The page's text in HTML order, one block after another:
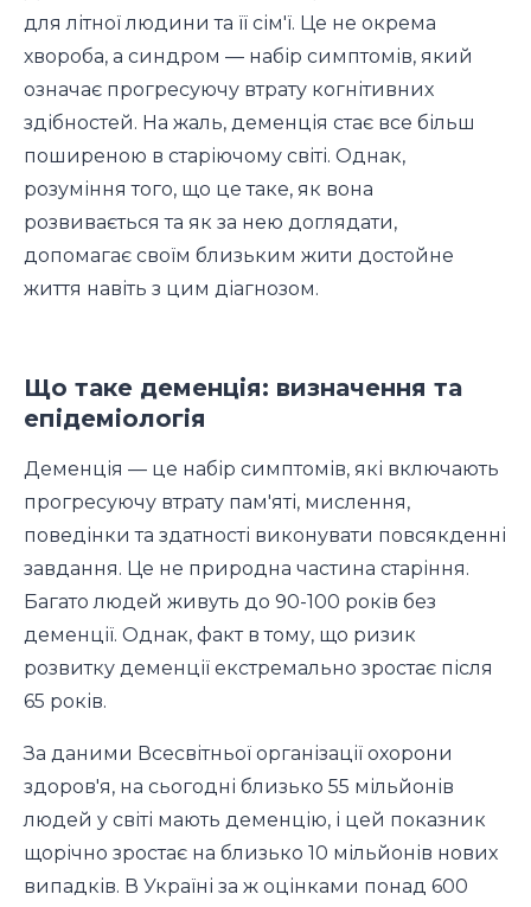
для літної людини та її сім'ї. Це не окрема
хвороба, а синдром — набір симптомів, який
означає прогресуючу втрату когнітивних
здібностей. На жаль, деменція стає все більш
поширеною в старіючому світі. Однак,
розуміння того, що це таке, як вона
розвивається та як за нею доглядати,
допомагає своїм близьким жити достойне
життя навіть з цим діагнозом.
Що таке деменція: визначення та
епідеміологія
Деменція — це набір симптомів, які включають
прогресуючу втрату пам'яті, мислення,
поведінки та здатності виконувати повсякденні
завдання. Це не природна частина старіння.
Багато людей живуть до 90-100 років без
деменції. Однак, факт в тому, що ризик
розвитку деменції екстремально зростає після
65 років.
За даними Всесвітньої організації охорони
здоров'я, на сьогодні близько 55 мільйонів
людей у світі мають деменцію, і цей показник
щорічно зростає на близько 10 мільйонів нових
випадків. В Україні за ж оцінками понад 600